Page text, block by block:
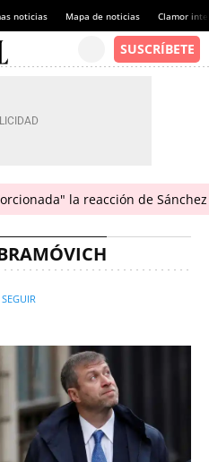
noticias Mapa de noticias Clamor
la reacción de